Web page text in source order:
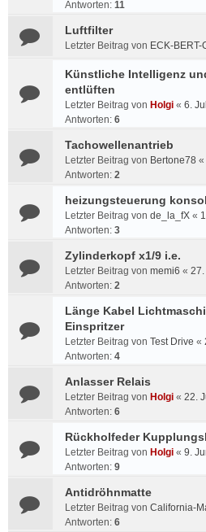
Antworten: 11
Luftfilter
Letzter Beitrag von ECK-BERT-
Künstliche Intelligenz
entlüften
Letzter Beitrag von Holgi « 6.
Antworten: 6
Tachowellenantrieb
Letzter Beitrag von Bertone78 «
Antworten: 2
heizungsteuerung
Letzter Beitrag von de_la_fX «
Antworten: 3
Zylinderkopf x1/9 i.e.
Letzter Beitrag von memi6 «
Antworten: 2
Länge Kabel
Einspritzer
Letzter Beitrag von Test Drive «
Antworten: 4
Anlasser Relais
Letzter Beitrag von Holgi « 22.
Antworten: 6
Rückholfeder
Letzter Beitrag von Holgi « 9.
Antworten: 9
Antidröhnmatte
Letzter Beitrag von California-
Antworten: 6